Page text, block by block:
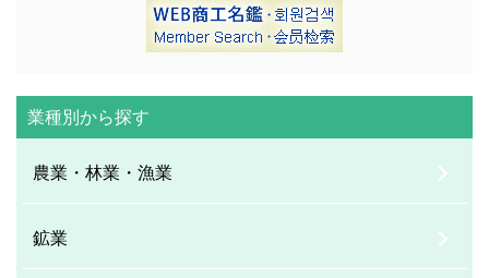
業種別から探す
農業・林業・漁業
鉱業